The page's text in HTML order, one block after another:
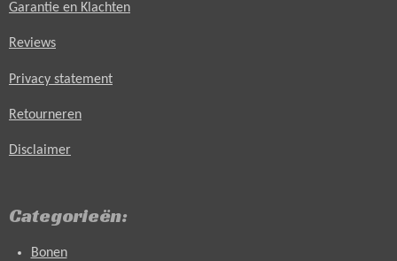
Garantie en Klachten
Reviews
Privacy statement
Retourneren
Disclaimer
Categorieën:
Bonen